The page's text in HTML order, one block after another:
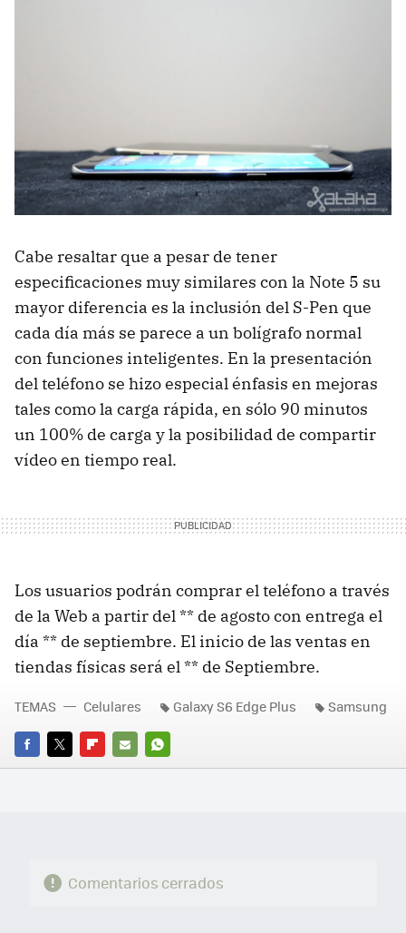
Cabe resaltar que a pesar de tener
especificaciones muy similares con la Note 5 su
mayor diferencia es la inclusión del S-Pen que
cada día más se parece a un bolígrafo normal
con funciones inteligentes. En la presentación
del teléfono se hizo especial énfasis en mejoras
tales como la carga rápida, en sólo 90 minutos
un 100% de carga y la posibilidad de compartir
vídeo en tiempo real.
Los usuarios podrán comprar el teléfono a través
de la Web a partir del ** de agosto con entrega el
día ** de septiembre. El inicio de las ventas en
tiendas físicas será el ** de Septiembre.
FACEBOOK
TWITTERFLIPBOARD
E-
WHATSAPP
TEMAS Celulares Galaxy S6 Edge Plus Samsung
Comentarios cerrados